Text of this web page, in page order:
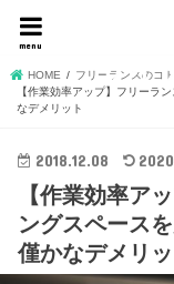
ザイ
menu
HOME フリーランスのコト
【作業効率アップ】フリーラ
なデメリット
2018.12.08
【作業効率ア
ングスペース
僅かなデメリッ